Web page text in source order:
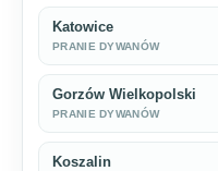
Katowice
PRANIE DYWANÓW
Gorzów Wielkopolski
PRANIE DYWANÓW
Koszalin